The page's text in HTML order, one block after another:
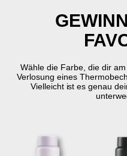
Warm Grey
ZONE DENMARK
Singles Glasuntersetzer 6 Stck.
Wähle die Farbe, die dir
Verlosung eines
Vielleicht ist es genau